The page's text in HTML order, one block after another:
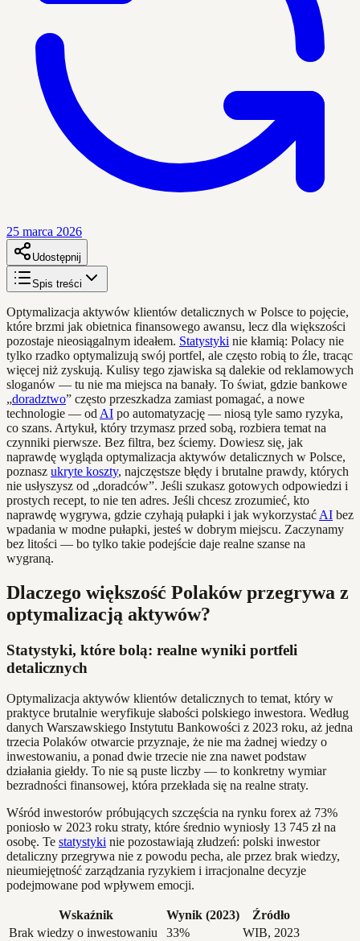
25 marca 2026
Udostępnij
Spis treści
Optymalizacja aktywów klientów detalicznych w Polsce to pojęcie,
które brzmi jak obietnica finansowego awansu, lecz dla większości
pozostaje nieosiągalnym ideałem. Statystyki nie kłamią: Polacy nie
tylko rzadko optymalizują swój portfel, ale często robią to źle, tracąc
więcej niż zyskują. Kulisy tego zjawiska są dalekie od reklamowych
sloganów — tu nie ma miejsca na banały. To świat, gdzie bankowe
„doradztwo” często przeszkadza zamiast pomagać, a nowe
technologie — od AI po automatyzację — niosą tyle samo ryzyka,
co szans. Artykuł, który trzymasz przed sobą, rozbiera temat na
czynniki pierwsze. Bez filtra, bez ściemy. Dowiesz się, jak
naprawdę wygląda optymalizacja aktywów detalicznych w Polsce,
poznasz ukryte koszty, najczęstsze błędy i brutalne prawdy, których
nie usłyszysz od „doradców”. Jeśli szukasz gotowych odpowiedzi i
prostych recept, to nie ten adres. Jeśli chcesz zrozumieć, kto
naprawdę wygrywa, gdzie czyhają pułapki i jak wykorzystać AI bez
wpadania w modne pułapki, jesteś w dobrym miejscu. Zaczynamy
bez litości — bo tylko takie podejście daje realne szanse na
wygraną.
Dlaczego większość Polaków przegrywa z
optymalizacją aktywów?
Statystyki, które bolą: realne wyniki portfeli
detalicznych
Optymalizacja aktywów klientów detalicznych to temat, który w
praktyce brutalnie weryfikuje słabości polskiego inwestora. Według
danych Warszawskiego Instytutu Bankowości z 2023 roku, aż jedna
trzecia Polaków otwarcie przyznaje, że nie ma żadnej wiedzy o
inwestowaniu, a ponad dwie trzecie nie zna nawet podstaw
działania giełdy. To nie są puste liczby — to konkretny wymiar
bezradności finansowej, która przekłada się na realne straty.
Wśród inwestorów próbujących szczęścia na rynku forex aż 73%
poniosło w 2023 roku straty, które średnio wyniosły 13 745 zł na
osobę. Te statystyki nie pozostawiają złudzeń: polski inwestor
detaliczny przegrywa nie z powodu pecha, ale przez brak wiedzy,
nieumiejętność zarządzania ryzykiem i irracjonalne decyzje
podejmowane pod wpływem emocji.
Wskaźnik Wynik (2023)
Źródło
Brak wiedzy o inwestowaniu
33%
WIB, 2023